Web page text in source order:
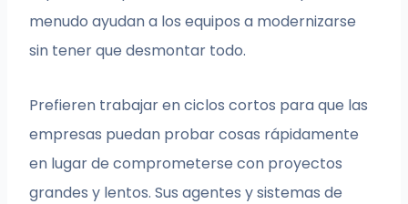
menudo ayudan a los equipos a modernizarse
sin tener que desmontar todo.
Prefieren trabajar en ciclos cortos para que las
empresas puedan probar cosas rápidamente
en lugar de comprometerse con proyectos
grandes y lentos. Sus agentes y sistemas de